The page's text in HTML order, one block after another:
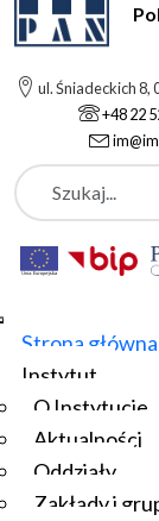
ul. Śniadeckich 8,
+48 22
Szukaj
Strona główna
Instytut
O Instytucie
Aktualności
Oddziały
Zakłady i